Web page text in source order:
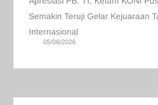
Semakin Teruji Gelar Kejuaraan
Internasional
05/08/2026